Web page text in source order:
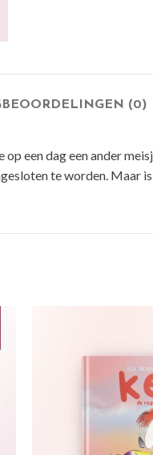
BEOORDELINGEN (0)
een dag een ander
te worden. Maar